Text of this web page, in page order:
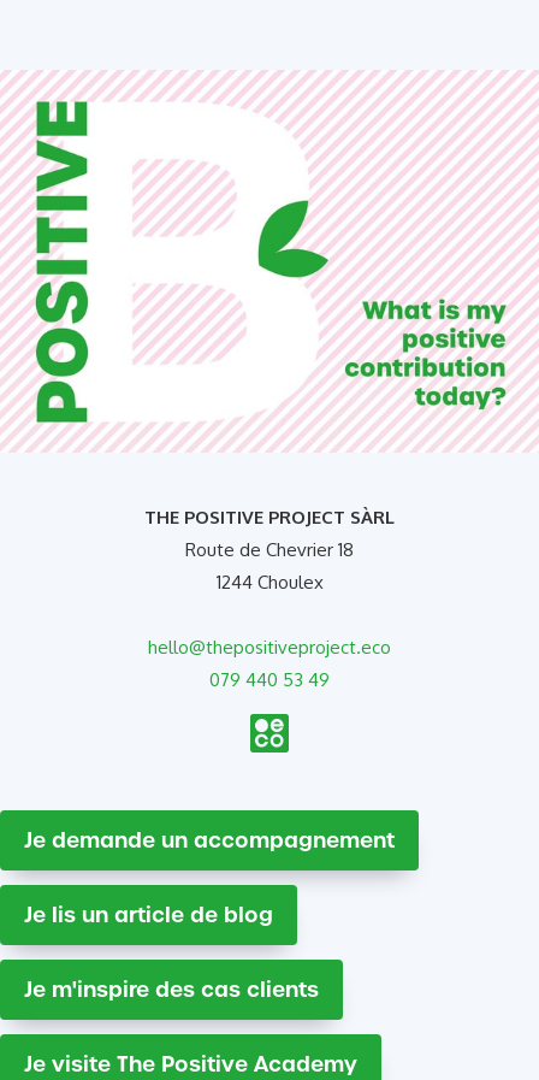
THE POSITIVE PROJECT SÀRL
Route de Chevrier 18
1244 Choulex
hello@thepositiveproject.eco
079 440 53 49
Je demande un accompagnement
Je lis un article de blog
Je m'inspire des cas clients
Je visite The Positive Academy